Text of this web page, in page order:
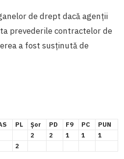
de drept dacă agenții
prevederile contractelor de
a fost susținută de
PL Șor PD F9 PC
PUN
2 2 1 1
1
2